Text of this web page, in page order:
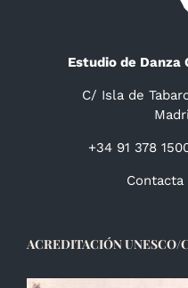
Estudio de Danza
C/ Isla de
+34 91 378
ACREDITACIÓN UNESCO/